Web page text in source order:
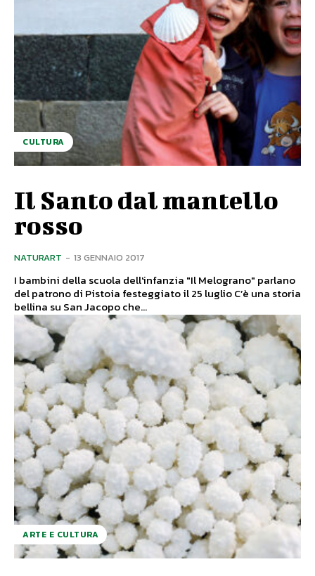
CULTURA
Il Santo dal mantello
rosso
NATURART - 13 GENNAIO 2017
I bambini della scuola dell'infanzia "Il Melograno" parlano
del patrono di Pistoia festeggiato il 25 luglio C’è una storia
bellina su San Jacopo che...
ARTE E CULTURA